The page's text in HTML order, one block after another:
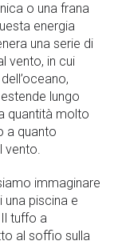
o una frana
energia
una serie di
vento, in cui
lungo
quantità molto
a quanto
vento.
immaginare
una piscina e
tuffo a
al soffio sulla